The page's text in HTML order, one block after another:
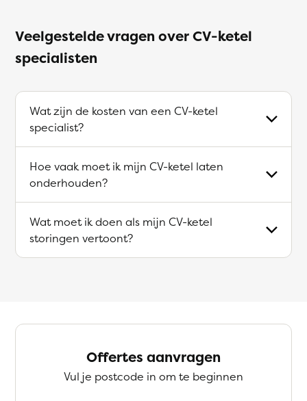
Veelgestelde vragen over CV-ketel
specialisten
Wat zijn de kosten van een CV-ketel
specialist?
Hoe vaak moet ik mijn CV-ketel laten
onderhouden?
Wat moet ik doen als mijn CV-ketel
storingen vertoont?
Offertes aanvragen
Vul je postcode in om te beginnen